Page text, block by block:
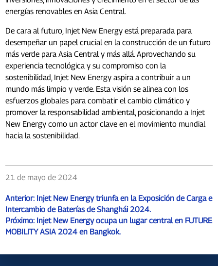
energías renovables en Asia Central.
De cara al futuro, Injet New Energy está preparada para
desempeñar un papel crucial en la construcción de un futuro
más verde para Asia Central y más allá. Aprovechando su
experiencia tecnológica y su compromiso con la
sostenibilidad, Injet New Energy aspira a contribuir a un
mundo más limpio y verde. Esta visión se alinea con los
esfuerzos globales para combatir el cambio climático y
promover la responsabilidad ambiental, posicionando a Injet
New Energy como un actor clave en el movimiento mundial
hacia la sostenibilidad.
21 de mayo de 2024
Anterior: Injet New Energy triunfa en la Exposición de Carga e
Intercambio de Baterías de Shanghái 2024.
Próximo: Injet New Energy ocupa un lugar central en FUTURE
MOBILITY ASIA 2024 en Bangkok.